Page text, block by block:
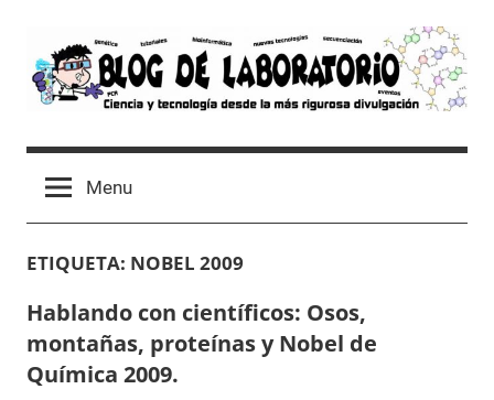
content
Blog
de
Laboratorio
Tutoriales,
Ocio
un
Laboratorio
de
Menu
ETIQUETA: NOBEL 2009
Hablando con científicos: Osos,
montañas, proteínas y Nobel de
Química 2009.